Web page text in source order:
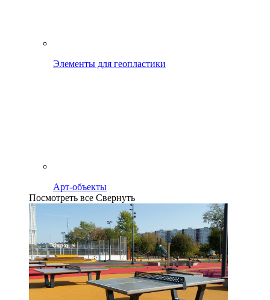
Элементы для геопластики
Арт-объекты
Посмотреть все Свернуть